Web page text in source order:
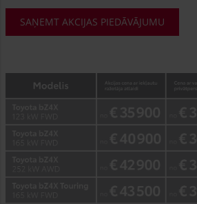
SAŅEMT AKCIJAS PIEDĀVĀJUMU